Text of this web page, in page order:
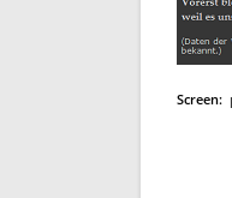
Screen: